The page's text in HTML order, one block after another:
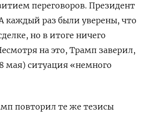
переговоров. Президент
каждый раз были уверены, что
но в итоге ничего
на это, Трамп заверил,
мая) ситуация «немного
повторил те же тезисы